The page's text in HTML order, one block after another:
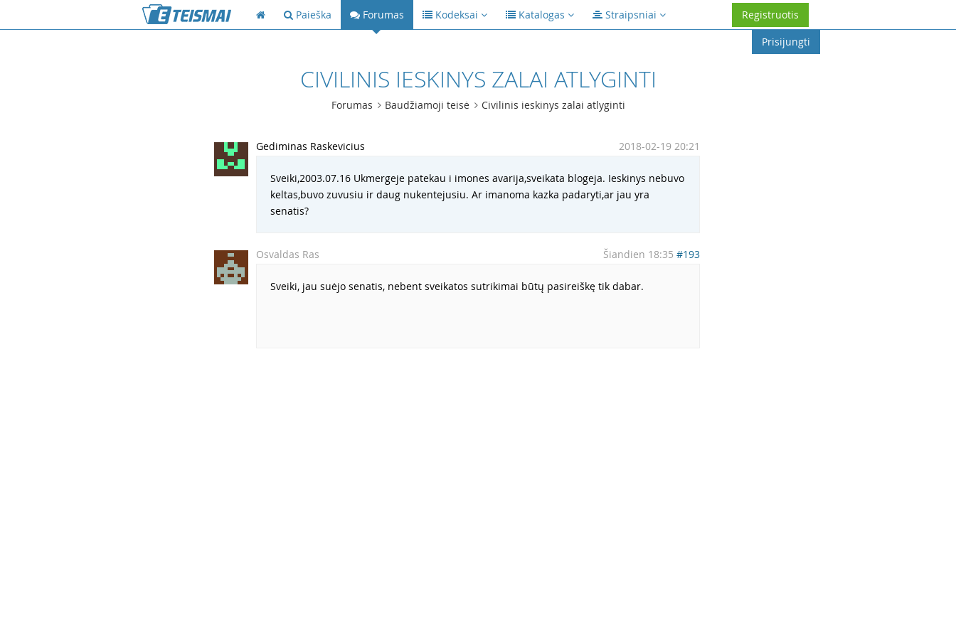
Paieška Forumas Kodeksai Katalogas Straipsniai
Registruotis
Prisijungti
CIVILINIS IESKINYS ZALAI ATLYGINTI
Forumas Baudžiamoji teisė Civilinis ieskinys zalai atlyginti
Gediminas Raskevicius 2018-02-19 20:21
Sveiki,2003.07.16 Ukmergeje patekau i imones avarija,sveikata blogeja. Ieskinys nebuvo
keltas,buvo zuvusiu ir daug nukentejusiu. Ar imanoma kazka padaryti,ar jau yra
senatis?
Osvaldas Ras Šiandien 18:35 #193
Sveiki, jau suėjo senatis, nebent sveikatos sutrikimai būtų pasireiškę tik dabar.